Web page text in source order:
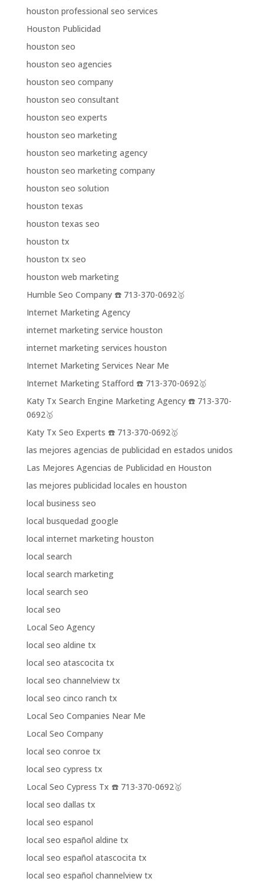
houston professional seo services
Houston Publicidad
houston seo
houston seo agencies
houston seo company
houston seo consultant
houston seo experts
houston seo marketing
houston seo marketing agency
houston seo marketing company
houston seo solution
houston texas
houston texas seo
houston tx
houston tx seo
houston web marketing
Humble Seo Company ☎️ 713-370-0692🥇
Internet Marketing Agency
internet marketing service houston
internet marketing services houston
Internet Marketing Services Near Me
Internet Marketing Stafford ☎️ 713-370-0692🥇
Katy Tx Search Engine Marketing Agency ☎️ 713-370-
0692🥇
Katy Tx Seo Experts ☎️ 713-370-0692🥇
las mejores agencias de publicidad en estados unidos
Las Mejores Agencias de Publicidad en Houston
las mejores publicidad locales en houston
local business seo
local busquedad google
local internet marketing houston
local search
local search marketing
local search seo
local seo
Local Seo Agency
local seo aldine tx
local seo atascocita tx
local seo channelview tx
local seo cinco ranch tx
Local Seo Companies Near Me
Local Seo Company
local seo conroe tx
local seo cypress tx
Local Seo Cypress Tx ☎️ 713-370-0692🥇
local seo dallas tx
local seo espanol
local seo español aldine tx
local seo español atascocita tx
local seo español channelview tx